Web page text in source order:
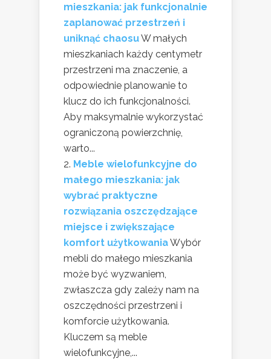
mieszkania: jak funkcjonalnie
zaplanować przestrzeń i
uniknąć chaosuW małych
mieszkaniach każdy centymetr
przestrzeni ma znaczenie, a
odpowiednie planowanie to
klucz do ich funkcjonalności.
Aby maksymalnie wykorzystać
ograniczoną powierzchnię,
warto...
Meble wielofunkcyjne do
małego mieszkania: jak
wybrać praktyczne
rozwiązania oszczędzające
miejsce i zwiększające
komfort użytkowaniaWybór
mebli do małego mieszkania
może być wyzwaniem,
zwłaszcza gdy zależy nam na
oszczędności przestrzeni i
komforcie użytkowania.
Kluczem są meble
wielofunkcyjne,...